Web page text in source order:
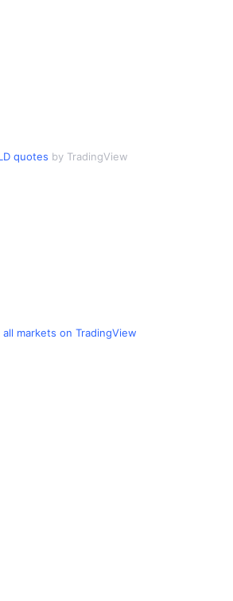
quotes by TradingView
all markets on TradingView